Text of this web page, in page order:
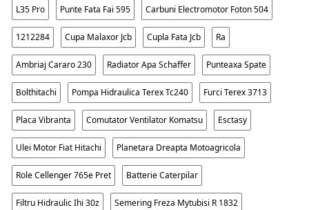
L35 Pro Punte Fata Fai 595 Carbuni Electromotor Foton 504
1212284 Cupa Malaxor Jcb Cupla Fata Jcb Ra
Ambriaj Cararo 230 Radiator Apa Schaffer Punteaxa Spate
Bolthitachi Pompa Hidraulica Terex Tc240 Furci Terex 3713
Placa Vibranta Comutator Ventilator Komatsu Esctasy
Ulei Motor Fiat Hitachi Planetara Dreapta Motoagricola
Role Cellenger 765e Pret Batterie Caterpilar
Filtru Hidraulic Ihi 30z Semering Freza Mytubisi R 1832